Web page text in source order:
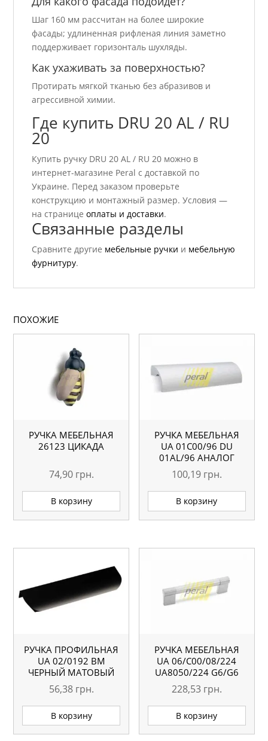
Шаг 160 мм рассчитан на более широкие
фасады; удлиненная рифленая линия заметно
поддерживает горизонталь шухляды.
Как ухаживать за поверхностью?
Протирать мягкой тканью без абразивов и
агрессивной химии.
Где купить DRU 20 AL / RU
20
Купить ручку DRU 20 AL / RU 20 можно в
интернет-магазине Peral с доставкой по
Украине. Перед заказом проверьте
конструкцию и монтажный размер. Условия —
на страницеоплаты и доставки.
Связанные разделы
Сравните другие мебельные ручки и мебельную
фурнитуру.
ПОХОЖИЕ
РУЧКА МЕБЕЛЬНАЯ
26123 ЦИКАДА
74,90 грн.
В корзину
РУЧКА МЕБЕЛЬНАЯ
UA 01С00/96 DU
01AL/96 АНАЛОГ
100,19 грн.
В корзину
РУЧКА ПРОФИЛЬНАЯ
UA 02/0192 BM
ЧЕРНЫЙ МАТОВЫЙ
56,38 грн.
В корзину
РУЧКА МЕБЕЛЬНАЯ
UA 06/C00/08/224
UA8050/224 G6/G6
228,53 грн.
В корзину